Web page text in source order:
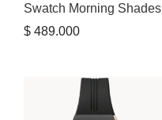
Swatch Morning Shades
$ 489.000